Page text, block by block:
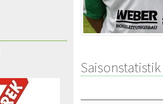
Saisonstatistik